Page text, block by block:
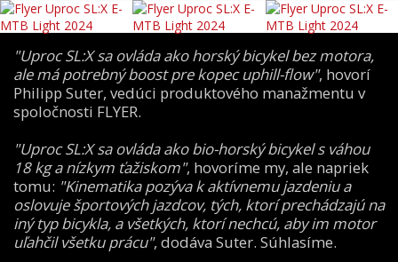
"Uproc SL:X sa ovláda ako horský bicykel bez motora,
ale má potrebný boost pre kopec uphill-flow", hovorí
Philipp Suter, vedúci produktového manažmentu v
spoločnosti FLYER.
"Uproc SL:X sa ovláda ako bio-horský bicykel s váhou
18 kg a nízkym ťažiskom", hovoríme my, ale napriek
tomu: "Kinematika pozýva k aktívnemu jazdeniu a
oslovuje športových jazdcov, tých, ktorí prechádzajú na
iný typ bicykla, a všetkých, ktorí nechcú, aby im motor
uľahčil všetku prácu", dodáva Suter. Súhlasíme.